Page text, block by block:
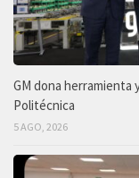
GM dona herramienta
Politécnica
5 AGO, 2026